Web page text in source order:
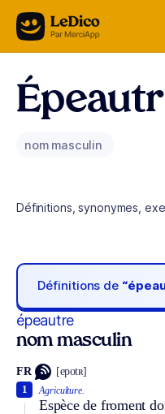
Aller au contenu
nom masculin
Définitions, synonymes,
Définitions de
épeautre
nom masculin
FR [epotʀ]
Agriculture.
Espèce de froment
1